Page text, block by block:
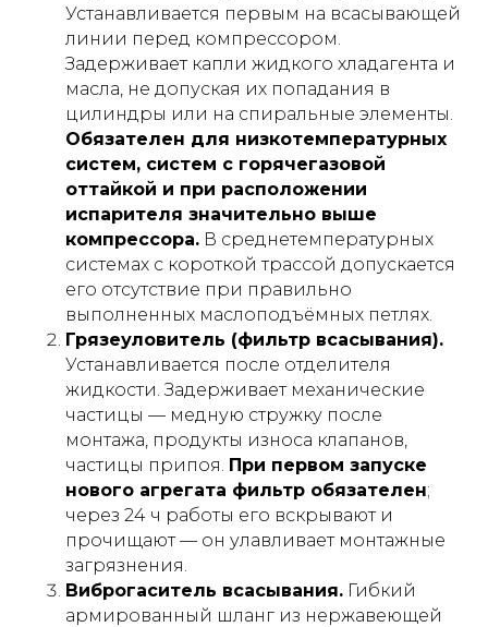
Устанавливается первым на всасывающей
линии перед компрессором.
Задерживает капли жидкого хладагента и
масла, не допуская их попадания в
цилиндры или на спиральные элементы.
Обязателен для низкотемпературных
систем, систем с горячегазовой
оттайкой и при расположении
испарителя значительно выше
компрессора. В среднетемпературных
системах с короткой трассой допускается
его отсутствие при правильно
выполненных маслоподъёмных петлях.
Грязеуловитель (фильтр всасывания).
Устанавливается после отделителя
жидкости. Задерживает механические
частицы — медную стружку после
монтажа, продукты износа клапанов,
частицы припоя. При первом запуске
нового агрегата фильтр обязателен;
через 24 ч работы его вскрывают и
прочищают — он улавливает монтажные
загрязнения.
Виброгаситель всасывания. Гибкий
армированный шланг из нержавеющей